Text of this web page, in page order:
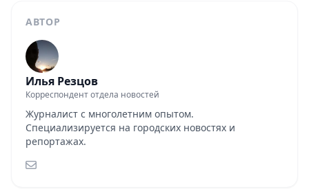
АВТОР
Илья Резцов
Корреспондент отдела новостей
Журналист с многолетним опытом.
Специализируется на городских новостях и
репортажах.